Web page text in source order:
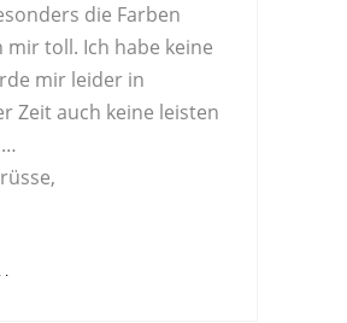
die Farben
mir toll. Ich habe keine
mir leider in
Zeit auch keine leisten